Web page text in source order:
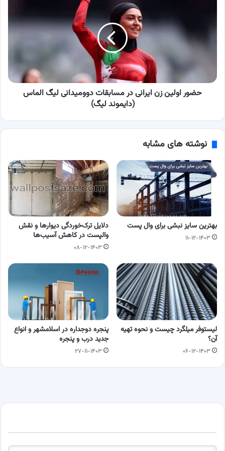
ایرانی
مسابقات
الماس
(دایموندحضور اولین زن ایرانی در مسابقات دوومیدانی لیگ الماس
(دایموند لیگ)
نوشته های مشابه
بهترین سایز نبشی برای وال پست
۱۱-۱۲-۱۴۰۳
دلایل ترک‌خوردگی دیوارها و نقش
والپست در کاهش آسیب‌ها
۰۸-۱۲-۱۴۰۳
لیستوفر میلگرد چیست و نحوه تهیه
آن؟
۰۶-۱۲-۱۴۰۳
پنجره دوجداره در اسلامشهر و انواع
جدید درب و پنجره
۲۷-۱۱-۱۴۰۳